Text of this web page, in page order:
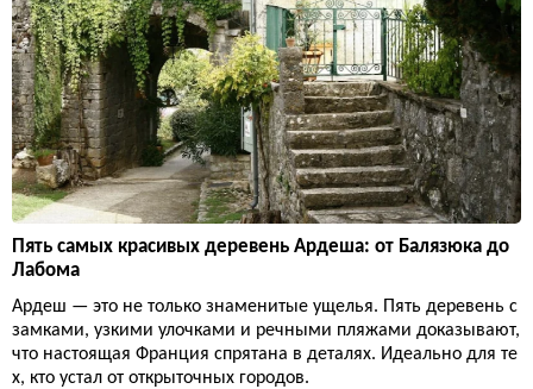
Пять самых красивых деревень Ардеша: от Балязюка до
Лабома
Ардеш — это не только знаменитые ущелья. Пять деревень с
замками, узкими улочками и речными пляжами доказывают,
что настоящая Франция спрятана в деталях. Идеально для те
х, кто устал от открыточных городов.